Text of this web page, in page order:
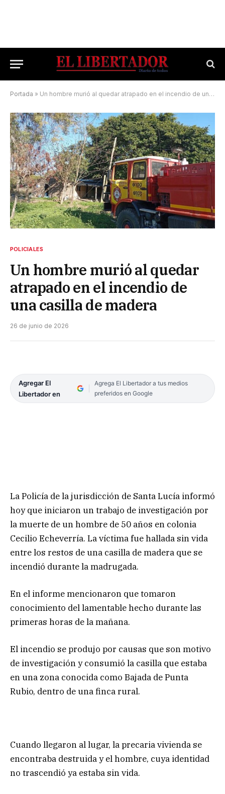
Portada » Un hombre murió al quedar atrapado en el incendio de una casilla de madera
POLICIALES
Un hombre murió al quedar
atrapado en el incendio de
una casilla de madera
26 de junio de 2026
Agregar El
Libertador en
Agrega El Libertador a tus medios
preferidos en Google
La Policía de la jurisdicción de Santa Lucía informó
hoy que iniciaron un trabajo de investigación por
la muerte de un hombre de 50 años en colonia
Cecilio Echeverría. La víctima fue hallada sin vida
entre los restos de una casilla de madera que se
incendió durante la madrugada.
En el informe mencionaron que tomaron
conocimiento del lamentable hecho durante las
primeras horas de la mañana.
El incendio se produjo por causas que son motivo
de investigación y consumió la casilla que estaba
en una zona conocida como Bajada de Punta
Rubio, dentro de una finca rural.
Cuando llegaron al lugar, la precaria vivienda se
encontraba destruida y el hombre, cuya identidad
no trascendió ya estaba sin vida.